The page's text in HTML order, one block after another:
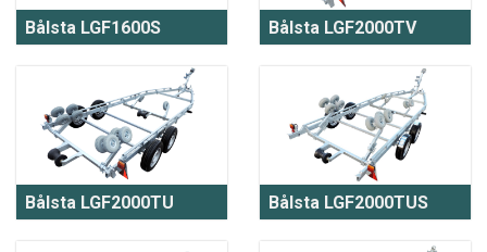
Bålsta LGF1600S Bålsta LGF2000TV
Bålsta LGF2000TU Bålsta LGF2000TUS